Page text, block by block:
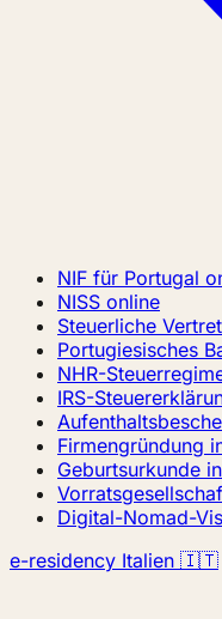
NIF für Portugal
NISS online
Steuerliche
Portugiesisches
NHR-
IRS-
Firmengründung
Geburtsurkunde
Digital-Nomad-
e-residency Italien 🇮🇹